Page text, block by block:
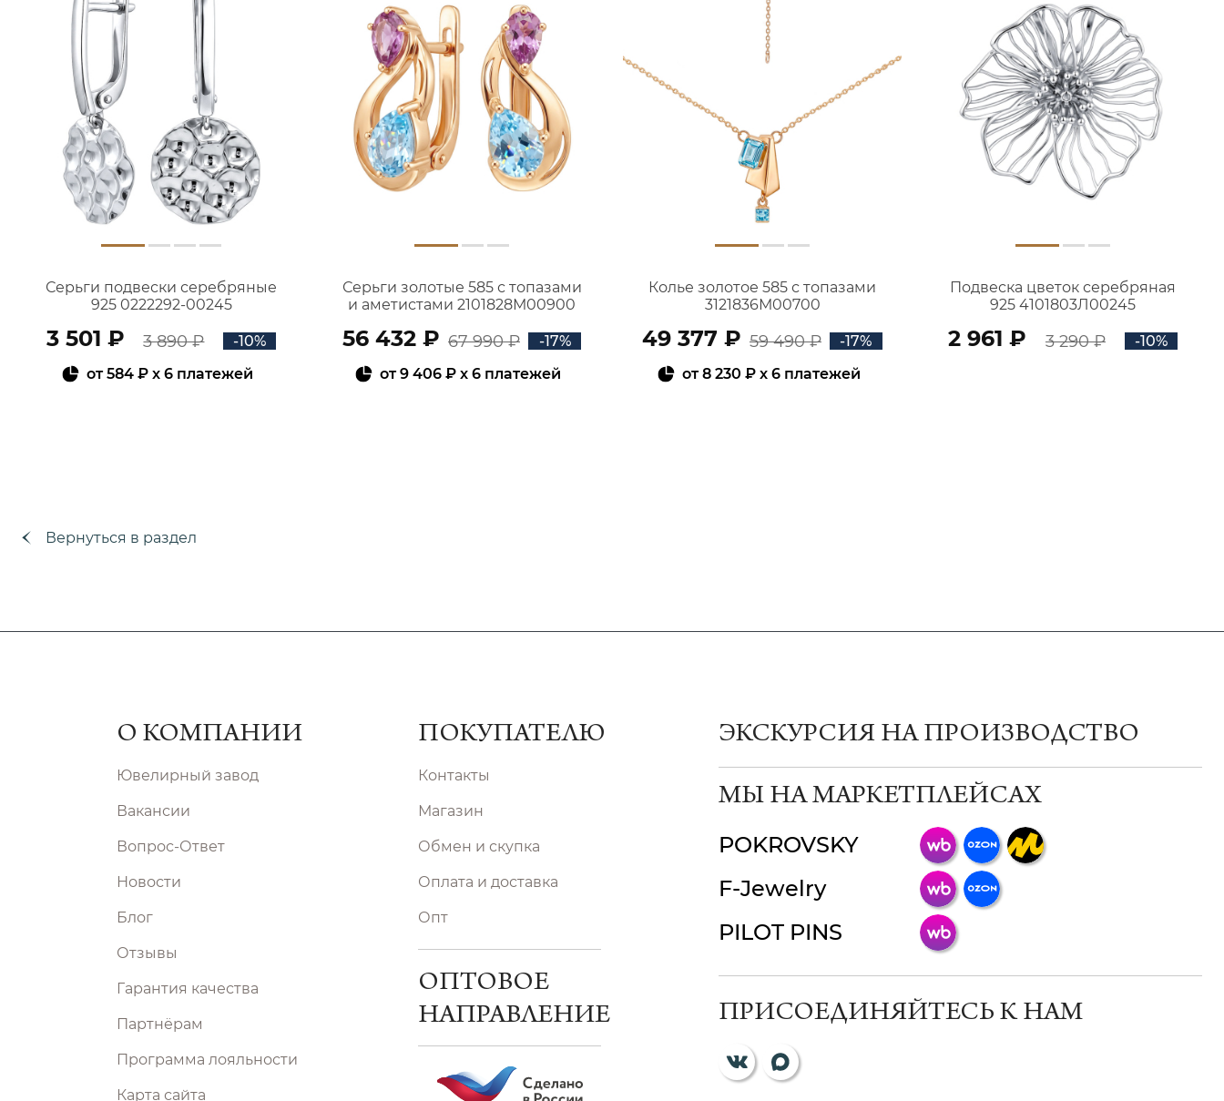
Серьги подвески серебряные
925 0222292-00245
3 501 ₽ 3 890 ₽
-10%
от584 ₽ x 6 платежей
Серьги золотые 585 с топазами
и аметистами 2101828М00900
56 432 ₽ 67 990 ₽
-17%
от9 406 ₽ x 6 платежей
Колье золотое 585 с топазами
3121836М00700
49 377 ₽ 59 490 ₽
-17%
от8 230 ₽x 6 платежей
Подвеска цветок серебряная
925 4101803Л00245
2 961 ₽ 3 290 ₽ -10%
Вернуться в раздел
О КОМПАНИИ
Ювелирный завод
Вакансии
Вопрос-Ответ
Новости
Блог
Отзывы
Гарантия качества
Партнёрам
Программа лояльности
Карта сайта
ПОКУПАТЕЛЮ
Контакты
Магазин
Обмен и скупка
Оплата и доставка
Опт
ОПТОВОЕ
НАПРАВЛЕНИЕ
ЭКСКУРСИЯ НА ПРОИЗВОДСТВО
МЫ НА МАРКЕТПЛЕЙСАХ
POKROVSKY
F-Jewelry
PILOT PINS
ПРИСОЕДИНЯЙТЕСЬ К НАМ
ChatApp
мессенджер!